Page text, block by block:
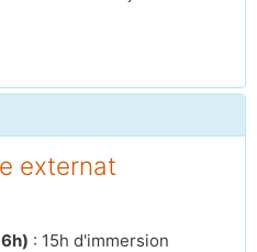
externat
: 15h d'immersion